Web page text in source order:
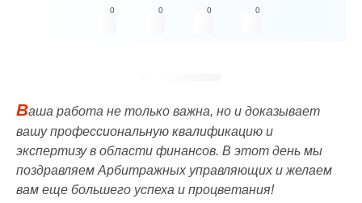
0 0 0 0
Ваша работа не только важна, но и доказывает
вашу профессиональную квалификацию и
экспертизу в области финансов. В этот день мы
поздравляем Арбитражных управляющих и желаем
вам еще большего успеха и процветания!